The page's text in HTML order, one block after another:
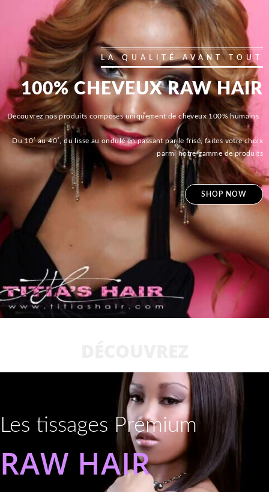
LA QUALITÉ AVANT TOUT
100% CHEVEUX RAW HAIR
Découvrez nos produits composés uniquement de cheveux 100% humains.
Du 10′ au 40′, du lisse au ondulé en passant par le frisé, faites votre choix
parmi notre gamme de produits
SHOP NOW
Les tissages Premium
RAW HAIR